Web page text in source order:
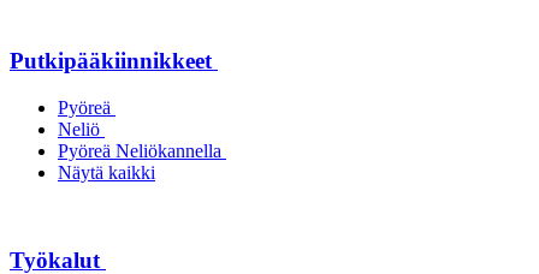
Putkipääkiinnikkeet
Pyöreä
Neliö
Pyöreä Neliökannella
Näytä kaikki
Työkalut